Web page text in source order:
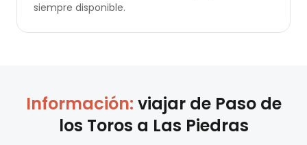
siempre disponible.
Información: viajar de Paso de
los Toros a Las Piedras